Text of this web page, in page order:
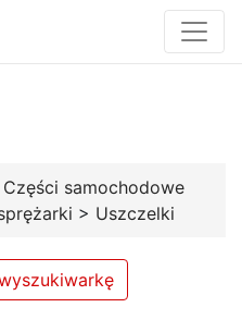
Części samochodowe
> Uszczelki